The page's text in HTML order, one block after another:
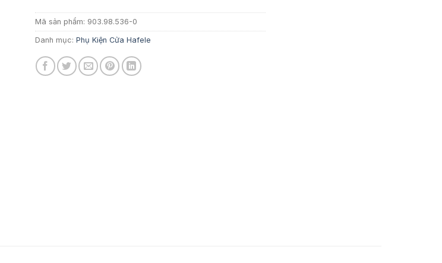
Mã sản phẩm: 903.98.536-0
Danh mục: Phụ Kiện Cửa Hafele